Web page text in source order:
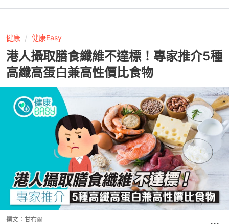
健康 健康Easy
港人攝取膳食纖維不達標！專家推介5種
高纖高蛋白兼高性價比食物
撰文： 甘布爾